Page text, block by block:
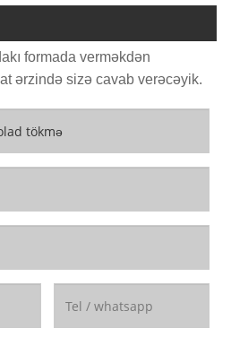
formada verməkdən
ərzində sizə cavab verəcəyik.